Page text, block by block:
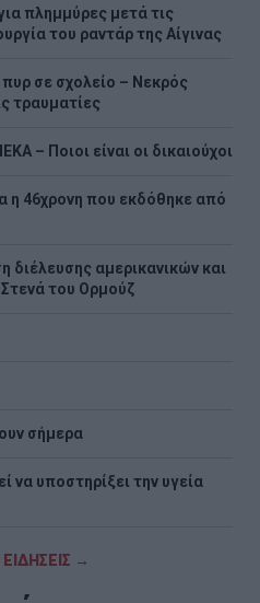
πλημμύρες μετά τις
του ραντάρ της Αίγινας
σε σχολείο – Νεκρός
τραυματίες
– Ποιοι είναι οι δικαιούχοι
η 46χρονη που εκδόθηκε από
διέλευσης αμερικανικών και
του Ορμούζ
σήμερα
να υποστηρίξει την υγεία
→